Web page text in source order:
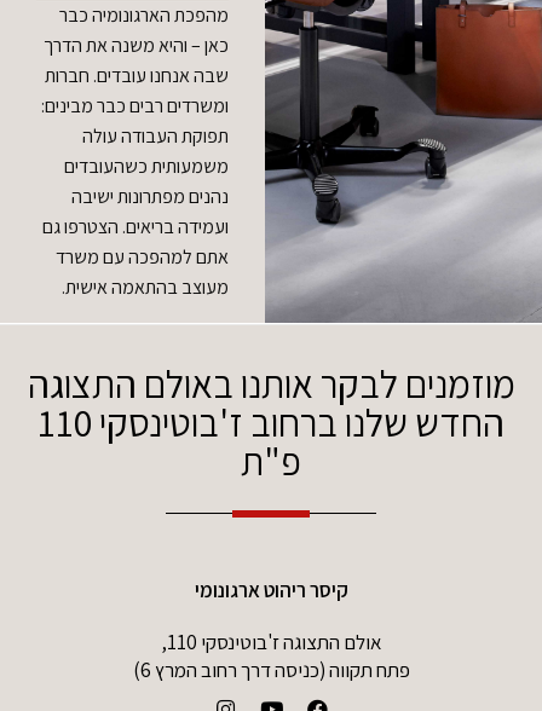
מהפכת הארגונומיה כבר
כאן – והיא משנה את הדרך
שבה אנחנו עובדים. חברות
ומשרדים רבים כבר מבינים:
תפוקת העבודה עולה
משמעותית כשהעובדים
נהנים מפתרונות ישיבה
ועמידה בריאים. הצטרפו גם
אתם למהפכה עם משרד
מעוצב בהתאמה אישית.
מוזמנים לבקר אותנו באולם התצוגה
החדש שלנו ברחוב ז'בוטינסקי 110
פ"ת
קיסר ריהוט ארגונומי
אולם התצוגה ז'בוטינסקי 110,
פתח תקווה (כניסה דרך רחוב המרץ 6)